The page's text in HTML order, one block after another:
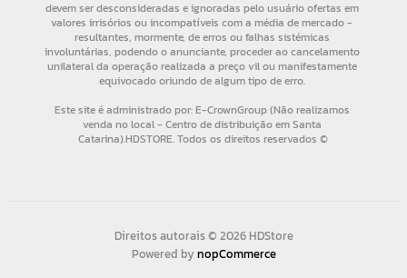
Direitos autorais © 2026 HDStore
Powered bynopCommerce